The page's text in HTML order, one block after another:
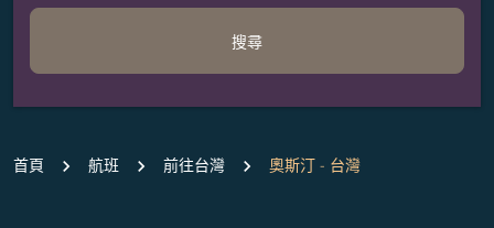
搜尋
首頁 航班 前往台灣 奧斯汀 - 台灣